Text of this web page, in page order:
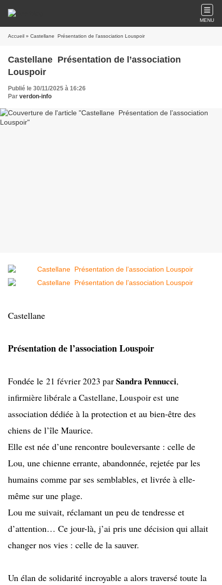
MENU
Accueil » Castellane Présentation de l’association Louspoir
Castellane Présentation de l’association
Louspoir
Publié le 30/11/2025 à 16:26
Par verdon-info
Castellane
Présentation de l’association Louspoir
Fondée le 21 février 2023 parSandra Pennucci,
infirmière libérale a Castellane, Louspoir est une
association dédiée à la protection et au bien-être des
chiens de l’île Maurice.
Elle est née d’une rencontre bouleversante : celle de
Lou, une chienne errante, abandonnée, rejetée par les
humains comme par ses semblables, et livrée à elle-
même sur une plage.
Lou me suivait, réclamant un peu de tendresse et
d’attention… Ce jour-là, j’ai pris une décision qui allait
changer nos vies : celle de la sauver.
Un élan de solidarité incroyable a alors traversé toute la